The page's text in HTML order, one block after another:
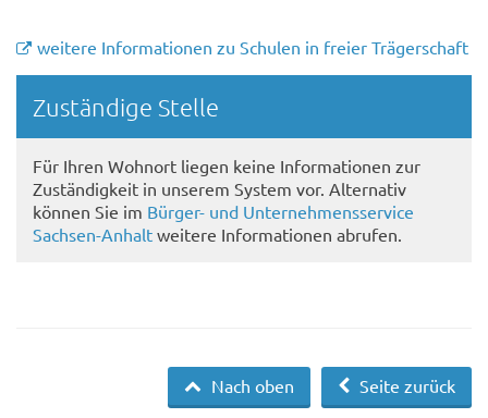
weitere Informationen zu Schulen in freier Trägerschaft
Randspalte
Zuständige Stelle
Für Ihren Wohnort liegen keine Informationen zur
Zuständigkeit in unserem System vor. Alternativ
können Sie im Bürger- und Unternehmensservice
Sachsen-Anhalt weitere Informationen abrufen.
Seite zurück
Nach oben